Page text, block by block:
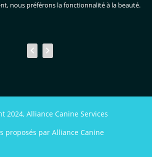
nous préférons la fonctionnalité à la beauté.
 
2024, Alliance Canine Services
proposés par Alliance Canine